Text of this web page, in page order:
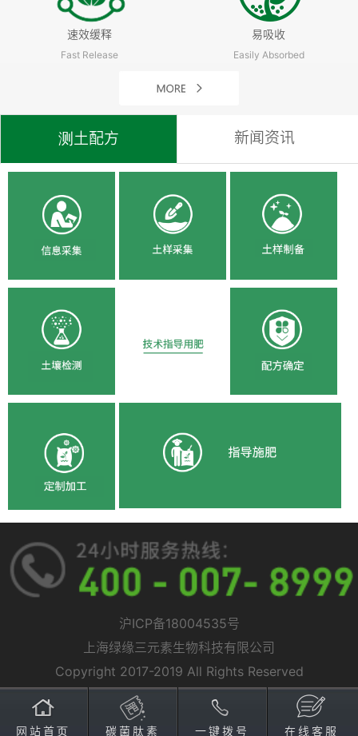
速效缓释
Fast Release
易吸收
Easily Absorbed
测土配方 新闻资讯
沪ICP备18004535号
上海绿缘三元素生物科技有限公司
Copyright 2017-2019 All Rights Reserved
网站首页 碳菌肽素 一键拨号 在线客服